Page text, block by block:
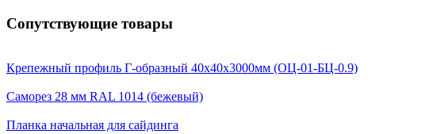
Сопутствующие товары
Крепежный профиль Г-образный 40х40х3000мм (ОЦ-01-БЦ-0.9)
Саморез 28 мм RAL 1014 (бежевый)
Планка начальная для сайдинга